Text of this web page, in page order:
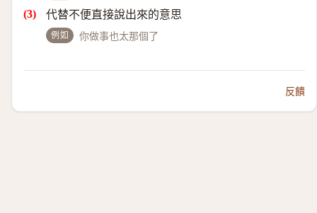
代替不便直接說出來的意思
例如 你做事也太那個了
反饋